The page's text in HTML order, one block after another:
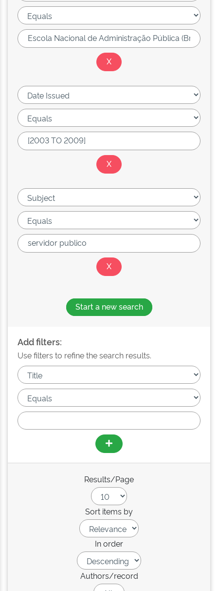
Start a new search
Add filters:
Use filters to refine the search results.
Results/Page
Sort items by
In order
Authors/record